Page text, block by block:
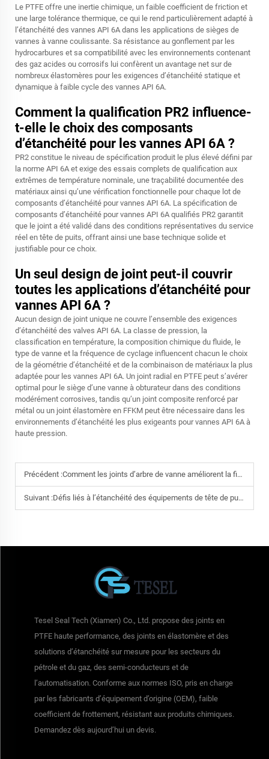
Le PTFE offre une inertie chimique, un faible coefficient de friction et
une large tolérance thermique, ce qui le rend particulièrement adapté à
l’étanchéité des vannes API 6A dans les applications de sièges de
vannes à vanne coulissante. Sa résistance au gonflement par les
hydrocarbures et sa compatibilité avec les environnements contenant
des gaz acides ou corrosifs lui confèrent un avantage net sur de
nombreux élastomères pour les exigences d’étanchéité statique et
dynamique à faible cycle des vannes API 6A.
Comment la qualification PR2 influence-
t-elle le choix des composants
d’étanchéité pour les vannes API 6A ?
PR2 constitue le niveau de spécification produit le plus élevé défini par
la norme API 6A et exige des essais complets de qualification aux
extrêmes de température nominale, une traçabilité documentée des
matériaux ainsi qu’une vérification fonctionnelle pour chaque lot de
composants d’étanchéité pour vannes API 6A. La spécification de
composants d’étanchéité pour vannes API 6A qualifiés PR2 garantit
que le joint a été validé dans des conditions représentatives du service
réel en tête de puits, offrant ainsi une base technique solide et
justifiable pour ce choix.
Un seul design de joint peut-il couvrir
toutes les applications d’étanchéité pour
vannes API 6A ?
Aucun design de joint unique ne couvre l’ensemble des exigences
d’étanchéité des valves API 6A. La classe de pression, la
classification en température, la composition chimique du fluide, le
type de vanne et la fréquence de cyclage influencent chacun le choix
de la géométrie d’étanchéité et de la combinaison de matériaux la plus
adaptée pour les vannes API 6A. Un joint radial en PTFE peut s’avérer
optimal pour le siège d’une vanne à obturateur dans des conditions
modérément corrosives, tandis qu’un joint composite renforcé par
métal ou un joint élastomère en FFKM peut être nécessaire dans les
environnements d’étanchéité les plus exigeants pour vannes API 6A à
haute pression.
Précédent :Comment les joints d’arbre de vanne améliorent la fiabilité dans les applications pétrolières et gazières
Suivant :Défis liés à l’étanchéité des équipements de tête de puits et d’arbre de Noël
Tesel Seal Tech (Xiamen) Co., Ltd. propose des joints en
PTFE haute performance, des joints en élastomère et des
solutions d’étanchéité sur mesure pour les secteurs du
pétrole et du gaz, des semi-conducteurs et de
l’automatisation. Conforme aux normes ISO, pris en charge
par les fabricants d’équipement d’origine (OEM), faible
coefficient de frottement, résistant aux produits chimiques.
Demandez dès aujourd’hui un devis.